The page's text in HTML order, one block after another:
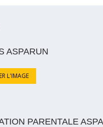
ASPARUN
L'IMAGE
PARENTALE